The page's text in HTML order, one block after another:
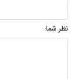
نظر شما: